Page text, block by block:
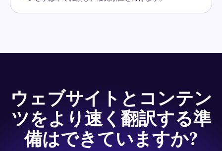
ウェブサイトとコンテン
ツをより速く翻訳する準
備はできていますか?